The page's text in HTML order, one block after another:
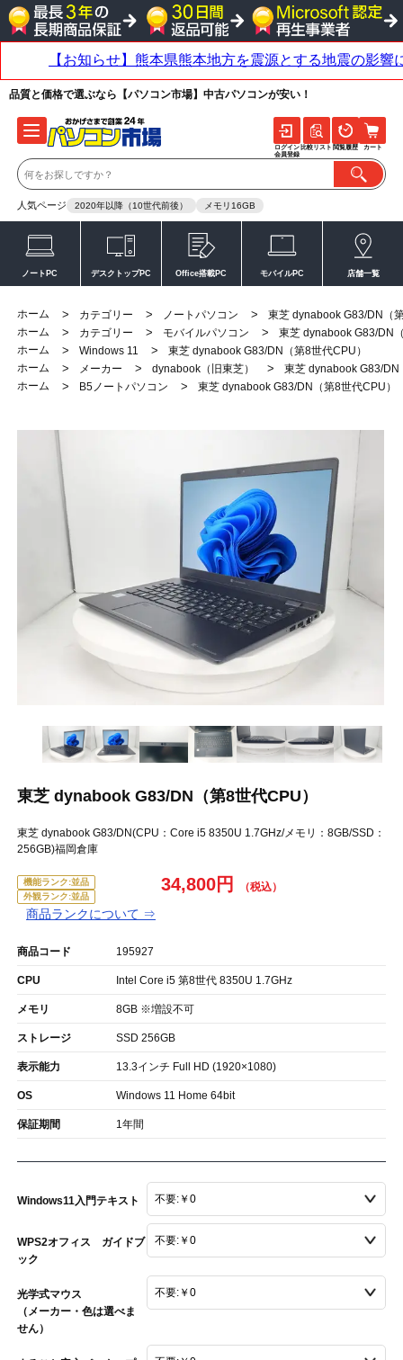
品質と価格で選ぶなら【パソコン市場】中古パソコンが安い！
人気ページ 2020年以降（10世代前後） メモリ16GB
ログイン
会員登録
比較リスト 閲覧履歴 カート
ノートPC デスクトップPC Office搭載PC モバイルPC 店舗一覧
ホーム > カテゴリー > ノートパソコン >
東芝 dynabook G83/DN（
ホーム
> カテゴリー > モバイルパソコン >
東芝 dynabook G83/DN
ホーム
> Windows 11 >
東芝 dynabook G83/DN（第8世代CPU）
ホーム
> メーカー > dynabook（旧東芝） >
東芝 dynabook G83/DN
ホーム
> B5ノートパソコン > 東芝 dynabook G83/DN（第8世代CPU）
東芝 dynabook G83/DN（第8世代CPU）
東芝 dynabook G83/DN(CPU：Core i5 8350U 1.7GHz/メモリ：8GB/SSD：
256GB)福岡倉庫
機能ランク:並品
外観ランク:並品
商品ランクについて ⇒
34,800円
商品コード 195927
CPU Intel Core i5 第8世代 8350U 1.7GHz
メモリ 8GB ※増設不可
ストレージ SSD 256GB
表示能力 13.3インチ Full HD (1920×1080)
OS Windows 11 Home 64bit
保証期間 1年間
Windows11入門テキスト
WPS2オフィス ガイドブ
ック
光学式マウス
（メーカー・色は選べま
せん）